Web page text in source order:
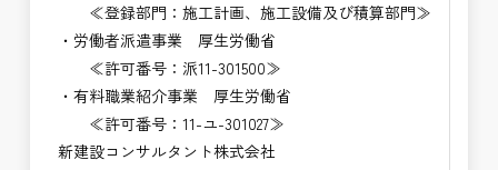
≪登録部門：施工計画、施工設備及び積算部門≫
・労働者派遣事業 厚生労働省
≪許可番号：派11-301500≫
・有料職業紹介事業 厚生労働省
≪許可番号：11-ユ-301027≫
新建設コンサルタント株式会社